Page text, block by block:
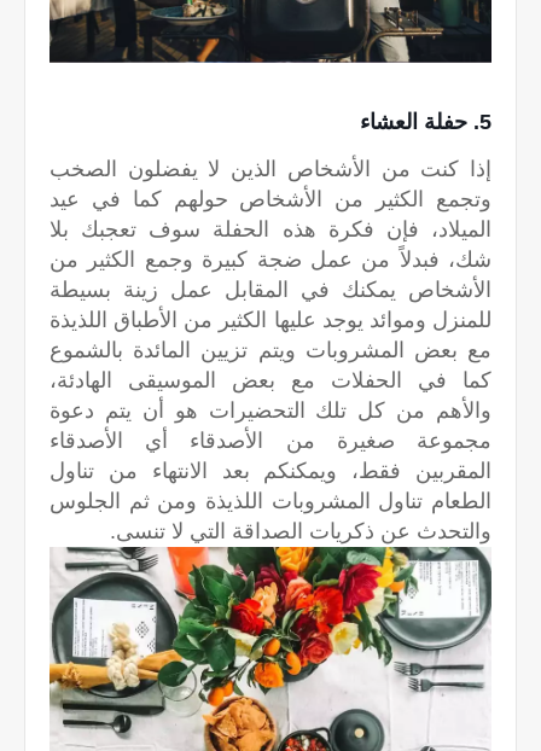
5. حفلة العشاء
إذا كنت من الأشخاص الذين لا يفضلون الصخب
وتجمع الكثير من الأشخاص حولهم كما في عيد
الميلاد، فإن فكرة هذه الحفلة سوف تعجبك بلا
شك، فبدلاً من عمل ضجة كبيرة وجمع الكثير من
الأشخاص يمكنك في المقابل عمل زينة بسيطة
للمنزل وموائد يوجد عليها الكثير من الأطباق اللذيذة
مع بعض المشروبات ويتم تزيين المائدة بالشموع
كما في الحفلات مع بعض الموسيقى الهادئة،
والأهم من كل تلك التحضيرات هو أن يتم دعوة
مجموعة صغيرة من الأصدقاء أي الأصدقاء
المقربين فقط، ويمكنكم بعد الانتهاء من تناول
الطعام تناول المشروبات اللذيذة ومن ثم الجلوس
والتحدث عن ذكريات الصداقة التي لا تنسى.